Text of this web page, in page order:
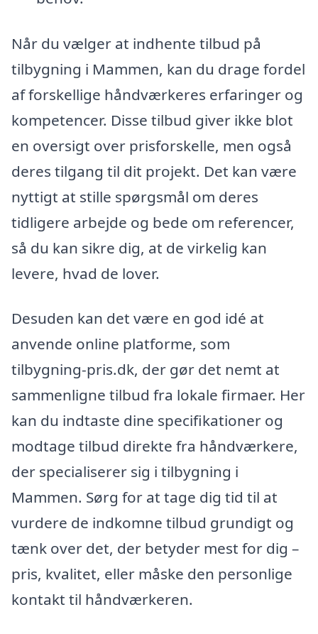
Når du vælger at indhente tilbud på
tilbygning i Mammen, kan du drage fordel
af forskellige håndværkeres erfaringer og
kompetencer. Disse tilbud giver ikke blot
en oversigt over prisforskelle, men også
deres tilgang til dit projekt. Det kan være
nyttigt at stille spørgsmål om deres
tidligere arbejde og bede om referencer,
så du kan sikre dig, at de virkelig kan
levere, hvad de lover.
Desuden kan det være en god idé at
anvende online platforme, som
tilbygning-pris.dk, der gør det nemt at
sammenligne tilbud fra lokale firmaer. Her
kan du indtaste dine specifikationer og
modtage tilbud direkte fra håndværkere,
der specialiserer sig i tilbygning i
Mammen. Sørg for at tage dig tid til at
vurdere de indkomne tilbud grundigt og
tænk over det, der betyder mest for dig –
pris, kvalitet, eller måske den personlige
kontakt til håndværkeren.